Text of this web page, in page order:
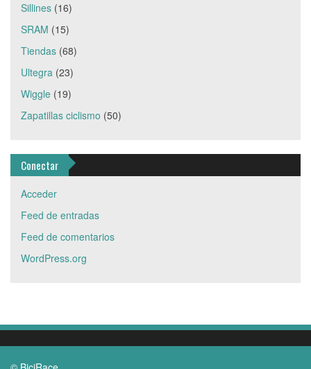
Sillines (16)
SRAM (15)
Tiendas (68)
Ultegra (23)
Wiggle (19)
Zapatillas ciclismo (50)
Conectar
Acceder
Feed de entradas
Feed de comentarios
WordPress.org